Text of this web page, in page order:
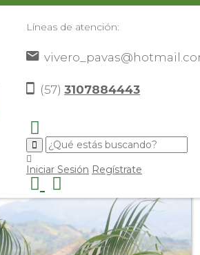
Líneas de atención:
(57) 3107884443
Iniciar Sesión Regístrate
Plantas> Palmas De Exterior>Palma